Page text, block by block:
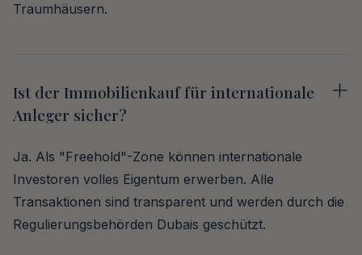
Traumhäusern.
Ist der Immobilienkauf für internationale
Anleger sicher?
Ja. Als "Freehold"-Zone können internationale
Investoren volles Eigentum erwerben. Alle
Transaktionen sind transparent und werden durch die
Regulierungsbehörden Dubais geschützt.